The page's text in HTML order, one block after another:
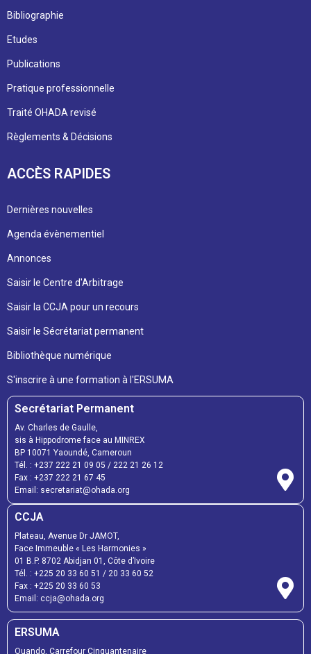
Bibliographie
Etudes
Publications
Pratique professionnelle
Traité OHADA revisé
Règlements & Décisions
ACCÈS RAPIDES
Dernières nouvelles
Agenda évènementiel
Annonces
Saisir le Centre d'Arbitrage
Saisir la CCJA pour un recours
Saisir le Sécrétariat permanent
Bibliothèque numérique
S'inscrire à une formation à l'ERSUMA
Secrétariat Permanent
Av. Charles de Gaulle,
sis à Hippodrome face au MINREX
BP 10071 Yaoundé, Cameroun
Tél. : +237 222 21 09 05 / 222 21 26 12
Fax : +237 222 21 67 45
Email: secretariat@ohada.org
CCJA
Plateau, Avenue Dr JAMOT,
Face Immeuble « Les Harmonies »
01 B.P. 8702 Abidjan 01, Côte d’Ivoire
Tél. : +225 20 33 60 51 / 20 33 60 52
Fax : +225 20 33 60 53
Email: ccja@ohada.org
ERSUMA
Ouando, Carrefour Cinquantenaire